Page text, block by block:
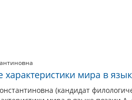
характеристики мира в
(кандидат